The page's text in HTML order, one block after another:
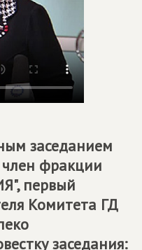
заседанием
фракции
первый
Комитета ГД
заседания: